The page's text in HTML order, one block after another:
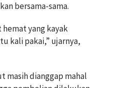
bersama-sama.
hemat yang kayak
kali pakai,” ujarnya,
masih dianggap mahal